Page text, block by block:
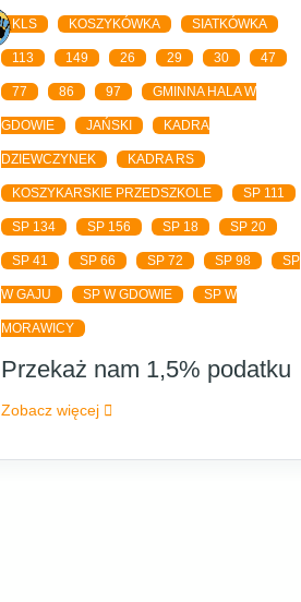
KLS KOSZYKÓWKA SIATKÓWKA
113 149 26 29 30 47
77 86 97 GMINNA HALA W
GDOWIE JAŃSKI KADRA
DZIEWCZYNEK KADRA RS
KOSZYKARSKIE PRZEDSZKOLE SP 111
SP 134 SP 156 SP 18 SP 20
SP 41 SP 66 SP 72 SP 98 SP
W GAJU SP W GDOWIE SP W
MORAWICY
Przekaż nam 1,5% podatku
Zobacz więcej